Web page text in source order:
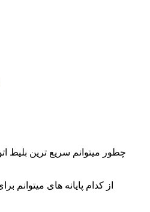
چطور میتوانم سریع ترین بلیط
از کدام پایانه های میتوانم